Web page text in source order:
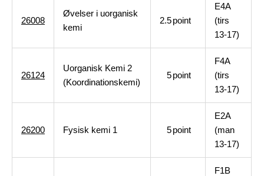
26008
Øvelser i uorganisk
kemi
2.5point
E4A
(tirs
13-17)
26124
Uorganisk Kemi 2
(Koordinationskemi)
5point
F4A
(tirs
13-17)
26200 Fysisk kemi 1 5point
E2A
(man
13-17)
F1B